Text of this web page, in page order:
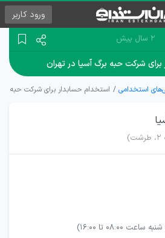
ورود کاربر
۲ سال پیش
شرکت حبه برگ آسیا در تهران
استخدامی استخدام حسابدار برای شرکت حبه
08:00 تا 16:00)